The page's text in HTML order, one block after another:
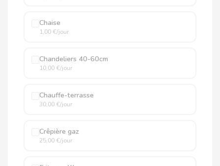
Chaise
1,00 €/jour
Chandeliers 40-60cm
10,00 €/jour
Chauffe-terrasse
30,00 €/jour
Crêpière gaz
25,00 €/jour